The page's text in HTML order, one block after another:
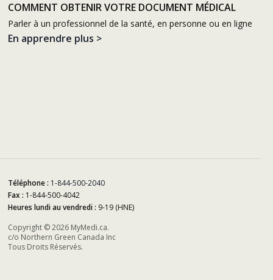
COMMENT OBTENIR VOTRE DOCUMENT MÉDICAL
Parler à un professionnel de la santé, en personne ou en ligne
En apprendre plus >
Téléphone : 1-844-500-2040
Fax : 1-844-500-4042
Heures lundi au vendredi : 9-19 (HNE)
Copyright ©2026 MyMedi.ca.
c/o Northern Green Canada Inc
Tous Droits Réservés.